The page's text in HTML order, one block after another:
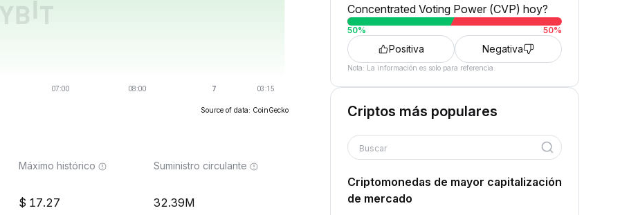
Source of data: CoinGecko
Máximo histórico
17.27
Suministro circulante
32.39M
Concentrated Voting Power (CVP) hoy?
50% 50%
Positiva Negativa
Nota: La información es solo para referencia.
Criptos más populares
Buscar
Criptomonedas de mayor capitalización
de mercado